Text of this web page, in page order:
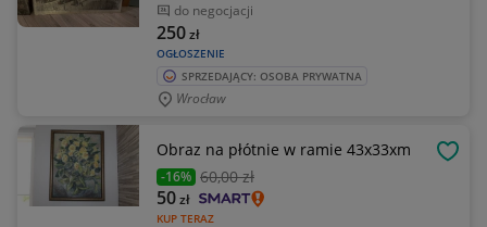
do negocjacji
OGŁOSZENIE
250zł
SPRZEDAJĄCY: OSOBA PRYWATNA
Wrocław
Obraz na płótnie w ramie 43x33xm
-16% 60,00 zł
KUP TERAZ
50zł